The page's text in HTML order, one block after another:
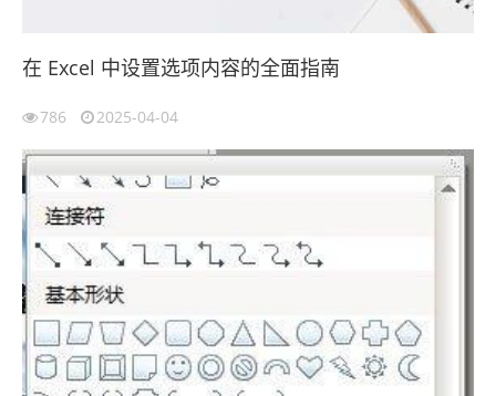
在 Excel 中设置选项内容的全面指南
786 2025-04-04